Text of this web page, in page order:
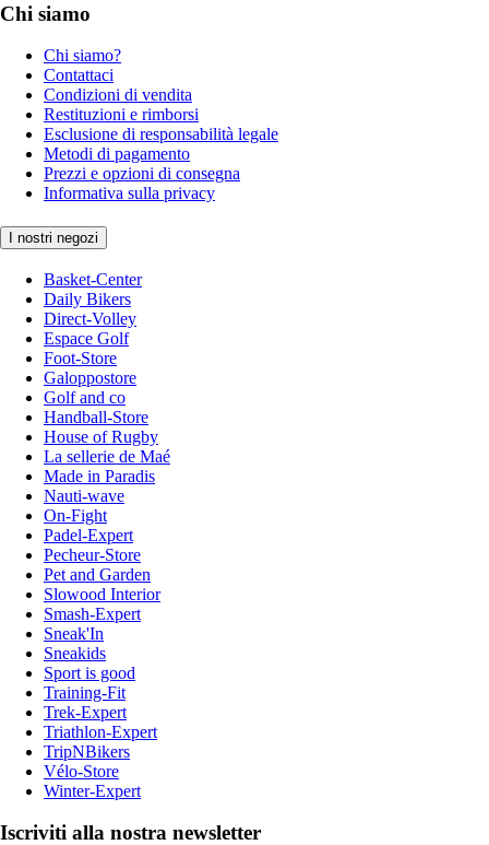
Chi siamo
Chi siamo?
Contattaci
Condizioni di vendita
Restituzioni e rimborsi
Esclusione di responsabilità legale
Metodi di pagamento
Prezzi e opzioni di consegna
Informativa sulla privacy
I nostri negozi
Basket-Center
Daily Bikers
Direct-Volley
Espace Golf
Foot-Store
Galoppostore
Golf and co
Handball-Store
House of Rugby
La sellerie de Maé
Made in Paradis
Nauti-wave
On-Fight
Padel-Expert
Pecheur-Store
Pet and Garden
Slowood Interior
Smash-Expert
Sneak'In
Sneakids
Sport is good
Training-Fit
Trek-Expert
Triathlon-Expert
TripNBikers
Vélo-Store
Winter-Expert
Iscriviti alla nostra newsletter